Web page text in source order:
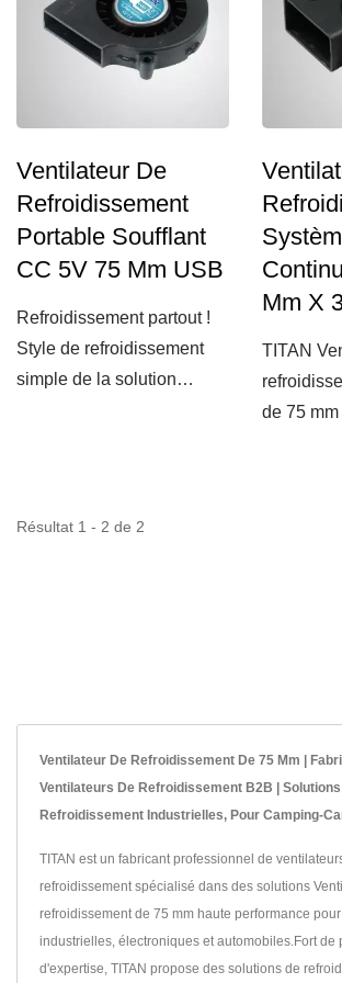
Ventilateur De
Refroidissement
Portable Soufflant
CC 5V 75 Mm USB
Refroidissement partout !
Style de refroidissement
simple de la solution
Mm X
TITAN
de 75
Résultat 1 - 2 de 2
Ventilateur De Refroidissement De 75 Mm |
Ventilateurs De Refroidissement B2B |
Refroidissement Industrielles, Pour Camping-
TITAN est un fabricant professionnel de
refroidissement spécialisé dans des solutions
refroidissement de 75 mm haute performance
industrielles, électroniques et automobiles.Fort de
d'expertise, TITAN propose des solutions de